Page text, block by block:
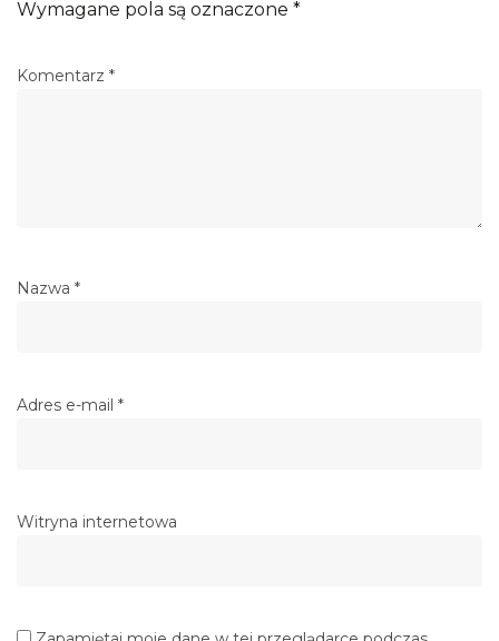
Wymagane pola są oznaczone *
Komentarz *
Nazwa *
Adres e-mail *
Witryna internetowa